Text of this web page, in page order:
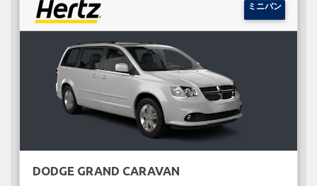
ミニバン
DODGE GRAND CARAVAN